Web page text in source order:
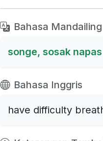
Bahasa Mandailing
songe, sosak napas
Bahasa Inggris
have difficulty